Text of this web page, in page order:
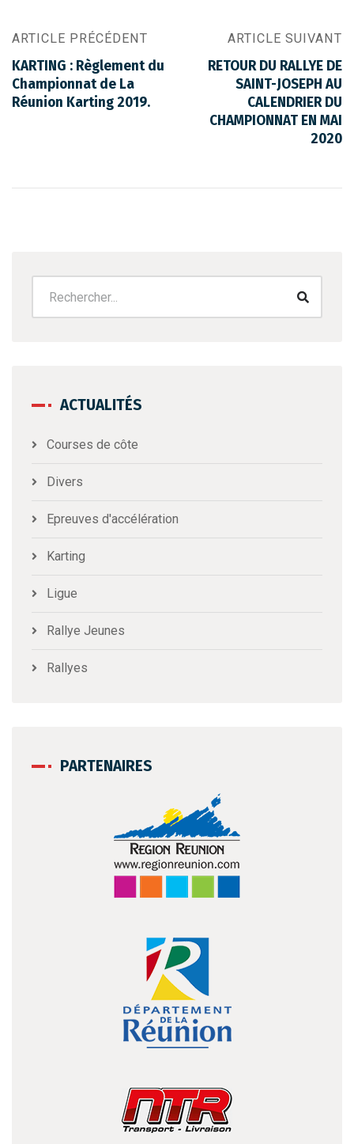
ARTICLE PRÉCÉDENT
KARTING : Règlement du
Championnat de La
Réunion Karting 2019.
ARTICLE SUIVANT
RETOUR DU RALLYE DE
SAINT-JOSEPH AU
CALENDRIER DU
CHAMPIONNAT EN MAI
2020
ACTUALITÉS
Courses de côte
Divers
Epreuves d'accélération
Karting
Ligue
Rallye Jeunes
Rallyes
PARTENAIRES